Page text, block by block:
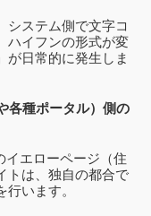
システム側で文字コ
ハイフンの形式が変
が日常的に発生しま
各種ポータル）側の
イエローページ（住
トは、独自の都合で
います。